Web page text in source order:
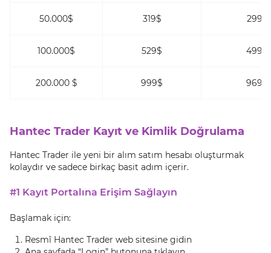
50.000$ 319$ 299$
100.000$ 529$ 499$
200.000 $ 999$ 969$
Hantec Trader Kayıt ve Kimlik Doğrulama
Hantec Trader ile yeni bir alım satım hesabı oluşturmak
kolaydır ve sadece birkaç basit adım içerir.
#1 Kayıt Portalına Erişim Sağlayın
Başlamak için:
Resmî Hantec Trader web sitesine gidin